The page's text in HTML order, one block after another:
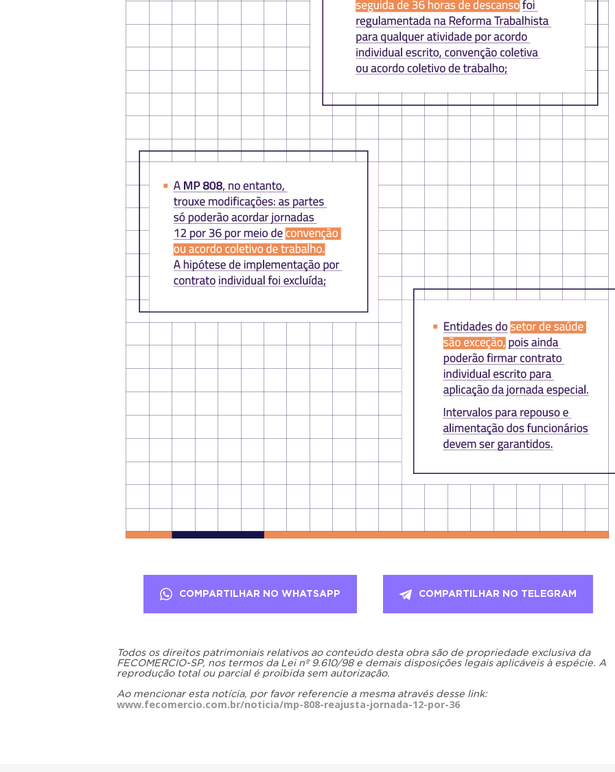
COMPARTILHAR NO WHATSAPP COMPARTILHAR NO TELEGRAM
Todos os direitos patrimoniais relativos ao conteúdo desta obra são de propriedade exclusiva da
FECOMERCIO-SP, nos termos da Lei nº 9.610/98 e demais disposições legais aplicáveis à espécie. A
reprodução total ou parcial é proibida sem autorização.
Ao mencionar esta notícia, por favor referencie a mesma através desse link:
www.fecomercio.com.br/noticia/mp-808-reajusta-jornada-12-por-36